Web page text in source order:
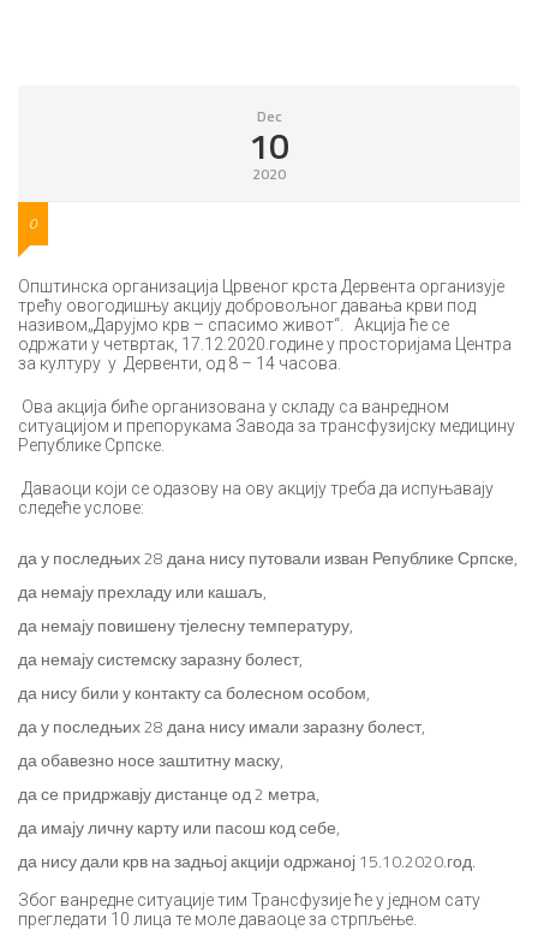
Dec
10
2020
0
Општинска организација Црвеног крста Дервента организује
трећу овогодишњу акцију добровољног давања крви под
називом„Дарујмо крв – спасимо живот“. Акција ће се
одржати у четвртак, 17.12.2020.године у просторијама Центра
за културу у Дервенти, од 8 – 14 часова.
Ова акција биће организована у складу са ванредном
ситуацијом и препорукама Завода за трансфузијску медицину
Републике Српске.
Даваоци који се одазову на ову акцију треба да испуњавају
следеће услове:
да у последњих 28 дана нису путовали изван Републике Српске,
да немају прехладу или кашаљ,
да немају повишену тјелесну температуру,
да немају системску заразну болест,
да нису били у контакту са болесном особом,
да у последњих 28 дана нису имали заразну болест,
да обавезно носе заштитну маску,
да се придржавју дистанце од 2 метра,
да имају личну карту или пасош код себе,
да нису дали крв на задњој акцији одржаној 15.10.2020.год.
Због ванредне ситуације тим Трансфузије ће у једном сату
прегледати 10 лица те моле даваоце за стрпљење.